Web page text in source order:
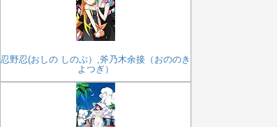
忍野忍(おしの しのぶ）,斧乃木余接（おののき
よつぎ）